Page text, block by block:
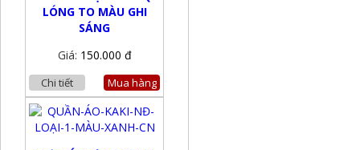
LÓNG TO MÀU GHI
SÁNG
Giá: 150.000 đ
Chi tiết Mua hàng